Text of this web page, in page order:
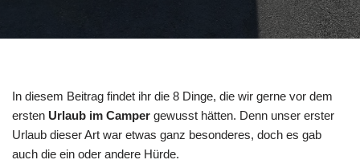
In diesem Beitrag findet ihr die 8 Dinge, die wir gerne vor dem
ersten Urlaub im Camper gewusst hätten. Denn unser erster
Urlaub dieser Art war etwas ganz besonderes, doch es gab
auch die ein oder andere Hürde.